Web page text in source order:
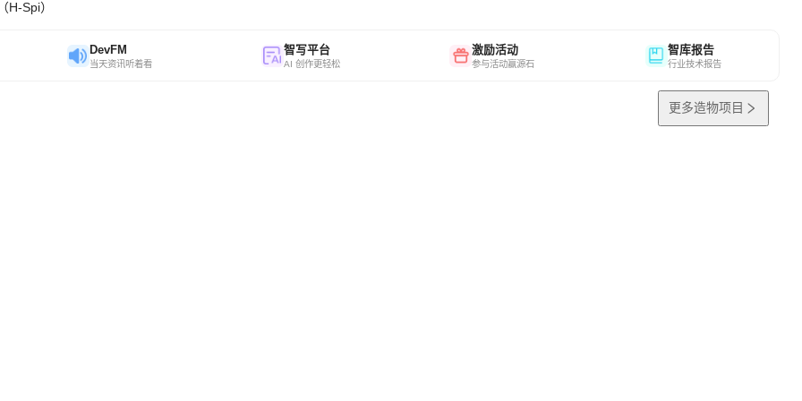
Spi）
DevFM
当天资讯听着看
智写平台
AI 创作更轻松
激励活动
参与活动赢源石
智库报告
行业技术报告
更多造物项目